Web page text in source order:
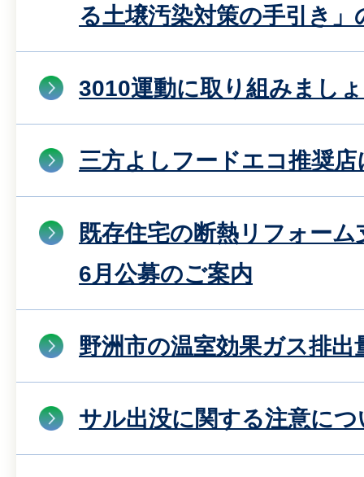
る土壌汚染対策の手引き
3010運動に取り組みまし
三方よしフードエコ推奨
既存住宅の断熱リフォー
6月公募のご案内
野洲市の温室効果ガス排出
サル出没に関する注意につ